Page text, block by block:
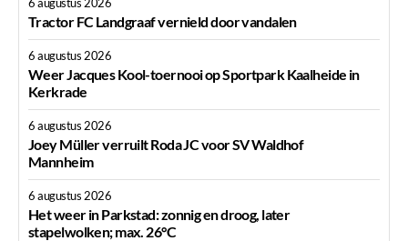
6 augustus 2026
Tractor FC Landgraaf vernield door vandalen
6 augustus 2026
Weer Jacques Kool-toernooi op Sportpark Kaalheide in
Kerkrade
6 augustus 2026
Joey Müller verruilt Roda JC voor SV Waldhof
Mannheim
6 augustus 2026
Het weer in Parkstad: zonnig en droog, later
stapelwolken; max. 26°C